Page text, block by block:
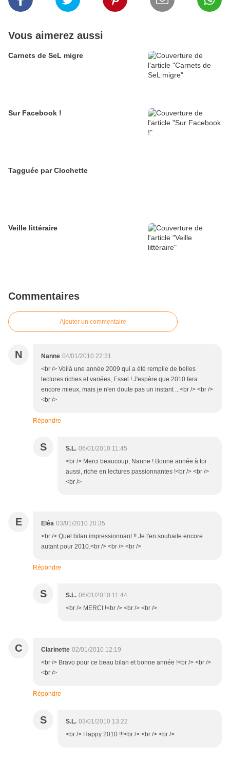
Vous aimerez aussi
Carnets de SeL migre
Sur Facebook !
Tagguée par Clochette
Veille littéraire
Commentaires
Ajouter un commentaire
N Nanne 04/01/2010 22:31
<br /> Voilà une année 2009 qui a été remplie de belles
lectures riches et variées, Essel ! J'espère que 2010 fera
encore mieux, mais je n'en doute pas un instant ...<br /> <br />
<br />
Répondre
S S.L. 06/01/2010 11:45
<br /> Merci beaucoup, Nanne ! Bonne année à toi
aussi, riche en lectures passionnantes !<br /> <br />
<br />
E Eléa 03/01/2010 20:35
<br /> Quel bilan impressionnant !! Je t'en souhaite encore
autant pour 2010.<br /> <br /> <br />
Répondre
S S.L. 06/01/2010 11:44
<br /> MERCI !<br /> <br /> <br />
C Clarinette 02/01/2010 12:19
<br /> Bravo pour ce beau bilan et bonne année !<br /> <br />
<br />
Répondre
S S.L. 03/01/2010 13:22
<br /> Happy 2010 !!!<br /> <br /> <br />